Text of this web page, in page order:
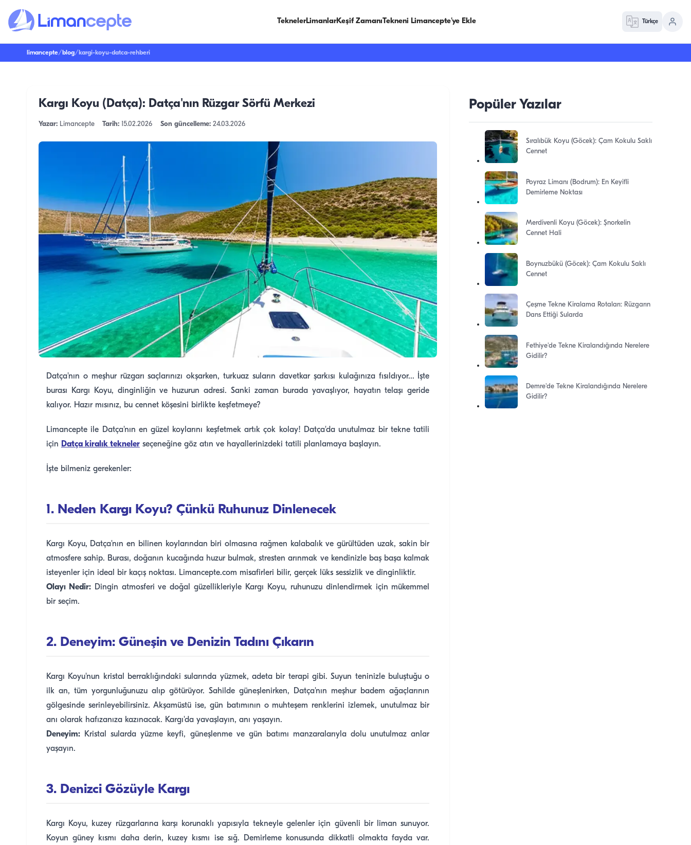
TeknelerLimanlarKeşif ZamanıTekneni Limancepte'ye Ekle Türkçe
limancepte/ blog/ kargi-koyu-datca-rehberi
Kargı Koyu (Datça): Datça'nın Rüzgar Sörfü Merkezi
Yazar:Limancepte Tarih: 15.02.2026 Son güncelleme: 24.03.2026
Datça'nın o meşhur rüzgarı saçlarınızı okşarken, turkuaz suların davetkar şarkısı kulağınıza fısıldıyor... İşte
burası Kargı Koyu, dinginliğin ve huzurun adresi. Sanki zaman burada yavaşlıyor, hayatın telaşı geride
kalıyor. Hazır mısınız, bu cennet köşesini birlikte keşfetmeye?
Limancepte ile Datça'nın en güzel koylarını keşfetmek artık çok kolay! Datça'da unutulmaz bir tekne tatili
için Datça kiralık teknelerseçeneğine göz atın ve hayallerinizdeki tatili planlamaya başlayın.
İşte bilmeniz gerekenler:
1. Neden Kargı Koyu? Çünkü Ruhunuz Dinlenecek
Kargı Koyu, Datça'nın en bilinen koylarından biri olmasına rağmen kalabalık ve gürültüden uzak, sakin bir
atmosfere sahip. Burası, doğanın kucağında huzur bulmak, stresten arınmak ve kendinizle baş başa kalmak
isteyenler için ideal bir kaçış noktası. Limancepte.com misafirleri bilir, gerçek lüks sessizlik ve dinginliktir.
Olayı Nedir:Dingin atmosferi ve doğal güzellikleriyle Kargı Koyu, ruhunuzu dinlendirmek için mükemmel
bir seçim.
2. Deneyim: Güneşin ve Denizin Tadını Çıkarın
Kargı Koyu'nun kristal berraklığındaki sularında yüzmek, adeta bir terapi gibi. Suyun teninizle buluştuğu o
ilk an, tüm yorgunluğunuzu alıp götürüyor. Sahilde güneşlenirken, Datça'nın meşhur badem ağaçlarının
gölgesinde serinleyebilirsiniz. Akşamüstü ise, gün batımının o muhteşem renklerini izlemek, unutulmaz bir
anı olarak hafızanıza kazınacak. Kargı'da yavaşlayın, anı yaşayın.
Deneyim:Kristal sularda yüzme keyfi, güneşlenme ve gün batımı manzaralarıyla dolu unutulmaz anlar
yaşayın.
3. Denizci Gözüyle Kargı
Kargı Koyu, kuzey rüzgarlarına karşı korunaklı yapısıyla tekneyle gelenler için güvenli bir liman sunuyor.
Koyun güney kısmı daha derin, kuzey kısmı ise sığ. Demirleme konusunda dikkatli olmakta fayda var.
Popüler Yazılar
Sıralıbük Koyu (Göcek): Çam Kokulu Saklı
Cennet
Poyraz Limanı (Bodrum): En Keyifli
Demirleme Noktası
Merdivenli Koyu (Göcek): Şnorkelin
Cennet Hali
Boynuzbükü (Göcek): Çam Kokulu Saklı
Cennet
Çeşme Tekne Kiralama Rotaları: Rüzgarın
Dans Ettiği Sularda
Fethiye'de Tekne Kiralandığında Nerelere
Gidilir?
Demre'de Tekne Kiralandığında Nerelere
Gidilir?